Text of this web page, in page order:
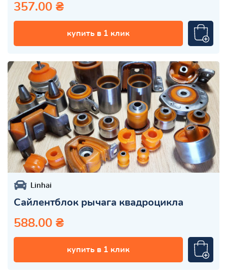
357.00 ₴
купить в 1 клик
Linhai
Сайлентблок рычага квадроцикла
588.00 ₴
купить в 1 клик